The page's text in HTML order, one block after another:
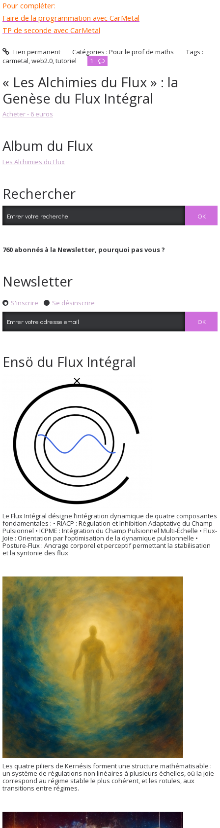
Pour compléter:
Faire de la programmation avec CarMetal
TP de seconde avec CarMetal
Lien permanent Catégories :Pour le prof de maths
Tags :
carmetal,web2.0,tutoriel 1
« Les Alchimies du Flux » : la
Genèse du Flux Intégral
Acheter - 6 euros
Album du Flux
Les Alchimies du Flux
Rechercher
760 abonnés à la Newsletter, pourquoi pas vous ?
Newsletter
S'inscrire Se désinscrire
Ensö du Flux Intégral
Le Flux Intégral désigne l’intégration dynamique de quatre composantes
fondamentales : • RIACP : Régulation et Inhibition Adaptative du Champ
Pulsionnel • ICPME : Intégration du Champ Pulsionnel Multi-Échelle • Flux-
Joie : Orientation par l’optimisation de la dynamique pulsionnelle •
Posture-Flux : Ancrage corporel et perceptif permettant la stabilisation
et la syntonie des flux
Les quatre piliers de Kernésis forment une structure mathématisable :
un système de régulations non linéaires à plusieurs échelles, où la joie
correspond au régime stable le plus cohérent, et les rotules, aux
transitions entre régimes.